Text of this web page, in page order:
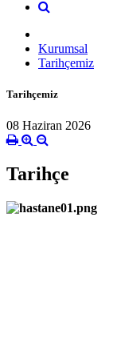
Kurumsal
Tarihçemiz
Tarihçemiz
08 Haziran 2026
Tarihçe